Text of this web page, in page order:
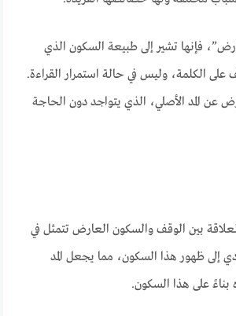
فإنها تشير إلى طبيعة السكون الذي
الكلمة، وليس في حالة استمرار القراءة.
عن المد الأصلي، الذي يتواجد دون الحاجة
بين الوقف والسكون العارض تتمثل في
إلى ظهور هذا السكون، مما يجعل المد
بناءً على هذا السكون.